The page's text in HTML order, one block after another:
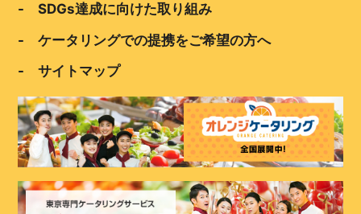
- SDGs達成に向けた取り組み
- ケータリングでの提携をご希望の方へ
- サイトマップ